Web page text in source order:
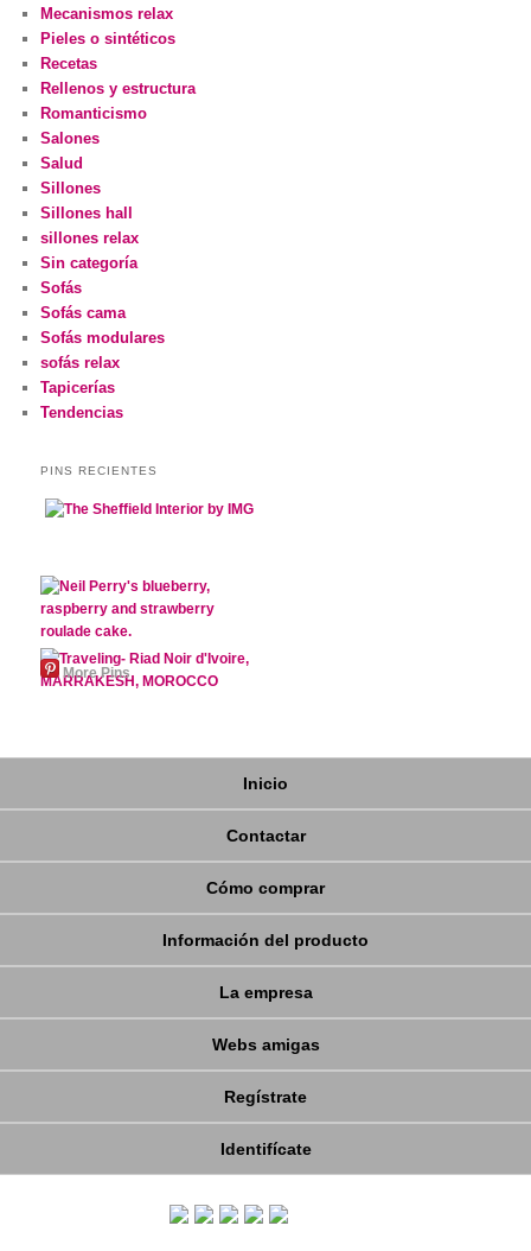
Mecanismos relax
Pieles o sintéticos
Recetas
Rellenos y estructura
Romanticismo
Salones
Salud
Sillones
Sillones hall
sillones relax
Sin categoría
Sofás
Sofás cama
Sofás modulares
sofás relax
Tapicerías
Tendencias
PINS RECIENTES
More Pins
Inicio
Contactar
Cómo comprar
Información del producto
La empresa
Webs amigas
Regístrate
Identifícate